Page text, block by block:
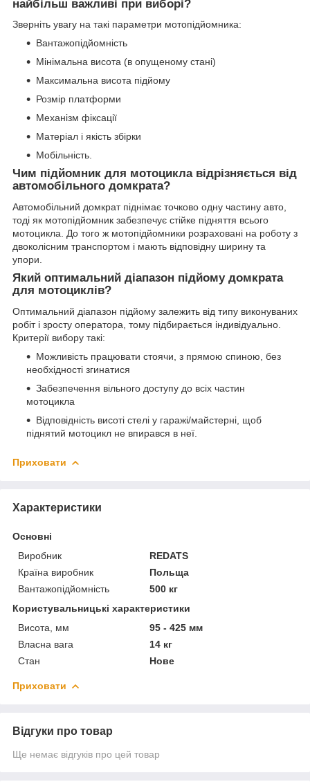
найбільш важливі при виборі?
Зверніть увагу на такі параметри мотопідйомника:
Вантажопідйомність
Мінімальна висота (в опущеному стані)
Максимальна висота підйому
Розмір платформи
Механізм фіксації
Матеріал і якість збірки
Мобільність.
Чим підйомник для мотоцикла відрізняється від
автомобільного домкрата?
Автомобільний домкрат піднімає точково одну частину авто,
тоді як мотопідйомник забезпечує стійке підняття всього
мотоцикла. До того ж мотопідйомники розраховані на роботу з
двоколісним транспортом і мають відповідну ширину та
упори.
Який оптимальний діапазон підйому домкрата
для мотоциклів?
Оптимальний діапазон підйому залежить від типу виконуваних
робіт і зросту оператора, тому підбирається індивідуально.
Критерії вибору такі:
Можливість працювати стоячи, з прямою спиною, без
необхідності згинатися
Забезпечення вільного доступу до всіх частин
мотоцикла
Відповідність висоті стелі у гаражі/майстерні, щоб
піднятий мотоцикл не впирався в неї.
Приховати
Характеристики
Основні
Виробник
REDATS
Країна виробник
Польща
Вантажопідйомність
500 кг
Користувальницькі характеристики
Висота, мм
95 - 425 мм
Власна вага
14 кг
Стан
Нове
Приховати
Відгуки про товар
Ще немає відгуків про цей товар